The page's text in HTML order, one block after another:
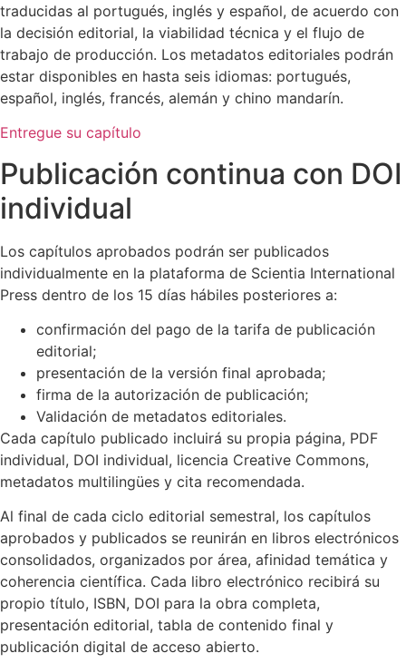
traducidas al portugués, inglés y español, de acuerdo con
la decisión editorial, la viabilidad técnica y el flujo de
trabajo de producción. Los metadatos editoriales podrán
estar disponibles en hasta seis idiomas: portugués,
español, inglés, francés, alemán y chino mandarín.
Entregue su capítulo
Publicación continua con DOI
individual
Los capítulos aprobados podrán ser publicados
individualmente en la plataforma de Scientia International
Press dentro de los 15 días hábiles posteriores a:
confirmación del pago de la tarifa de publicación
editorial;
presentación de la versión final aprobada;
firma de la autorización de publicación;
Validación de metadatos editoriales.
Cada capítulo publicado incluirá su propia página, PDF
individual, DOI individual, licencia Creative Commons,
metadatos multilingües y cita recomendada.
Al final de cada ciclo editorial semestral, los capítulos
aprobados y publicados se reunirán en libros electrónicos
consolidados, organizados por área, afinidad temática y
coherencia científica. Cada libro electrónico recibirá su
propio título, ISBN, DOI para la obra completa,
presentación editorial, tabla de contenido final y
publicación digital de acceso abierto.